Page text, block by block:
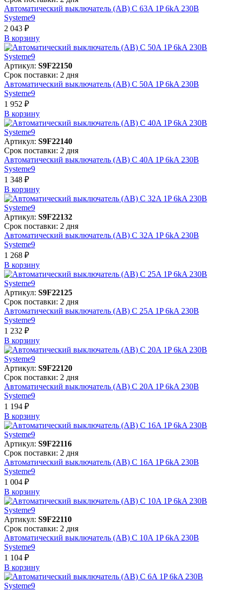
Автоматический выключатель (АВ) C 63A 1P 6kA 230В
Systeme9
2 043 ₽
В корзинy
Артикул: S9F22150
Срок поставки: 2 дня
Автоматический выключатель (АВ) C 50A 1P 6kA 230В
Systeme9
1 952 ₽
В корзинy
Артикул: S9F22140
Срок поставки: 2 дня
Автоматический выключатель (АВ) C 40A 1P 6kA 230В
Systeme9
1 348 ₽
В корзинy
Артикул: S9F22132
Срок поставки: 2 дня
Автоматический выключатель (АВ) C 32A 1P 6kA 230В
Systeme9
1 268 ₽
В корзинy
Артикул: S9F22125
Срок поставки: 2 дня
Автоматический выключатель (АВ) C 25A 1P 6kA 230В
Systeme9
1 232 ₽
В корзинy
Артикул: S9F22120
Срок поставки: 2 дня
Автоматический выключатель (АВ) C 20A 1P 6kA 230В
Systeme9
1 194 ₽
В корзинy
Артикул: S9F22116
Срок поставки: 2 дня
Автоматический выключатель (АВ) C 16A 1P 6kA 230В
Systeme9
1 004 ₽
В корзинy
Артикул: S9F22110
Срок поставки: 2 дня
Автоматический выключатель (АВ) C 10A 1P 6kA 230В
Systeme9
1 104 ₽
В корзинy